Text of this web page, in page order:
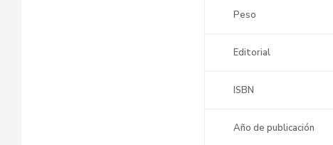
Peso
Editorial
ISBN
Año de publicación